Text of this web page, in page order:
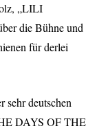
„LILI
die Bühne und
für derlei
sehr deutschen
DAYS OFTHE